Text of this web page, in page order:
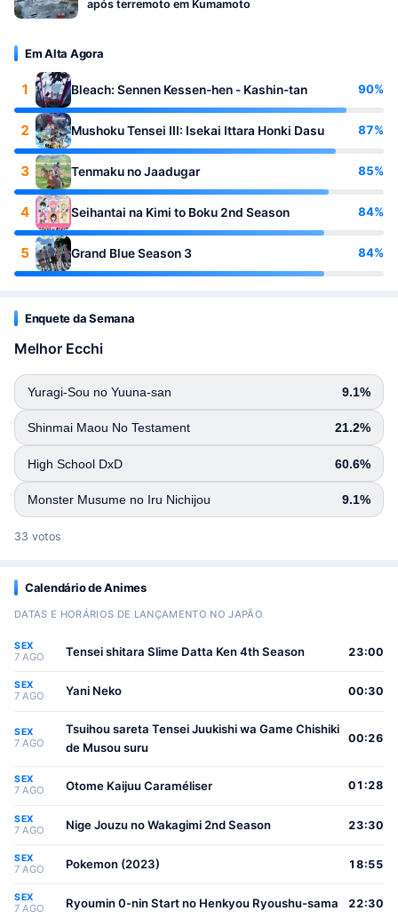
após terremoto em Kumamoto
Em Alta Agora
1 Bleach: Sennen Kessen-hen - Kashin-tan 90%
2 Mushoku Tensei III: Isekai Ittara Honki Dasu 87%
3 Tenmaku no Jaadugar 85%
4 Seihantai na Kimi to Boku 2nd Season 84%
5 Grand Blue Season 3 84%
Enquete da Semana
Melhor Ecchi
Yuragi-Sou no Yuuna-san 9.1%
Shinmai Maou No Testament 21.2%
High School DxD 60.6%
Monster Musume no Iru Nichijou 9.1%
33 votos
Calendário de Animes
DATAS E HORÁRIOS DE LANÇAMENTO NO JAPÃO
SEX
7 AGO Tensei shitara Slime Datta Ken 4th Season 23:00
SEX
7 AGO Yani Neko 00:30
SEX
7 AGO
Tsuihou sareta Tensei Juukishi wa Game Chishiki
de Musou suru
00:26
SEX
7 AGO Otome Kaijuu Caraméliser 01:28
SEX
7 AGO Nige Jouzu no Wakagimi 2nd Season 23:30
SEX
7 AGO Pokemon (2023) 18:55
SEX
7 AGO Ryoumin 0-nin Start no Henkyou Ryoushu-sama 22:30